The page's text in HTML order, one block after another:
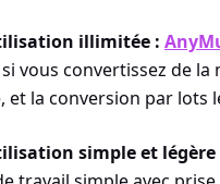
illimitée :
vous convertissez de
et la conversion par lots
simple et légère